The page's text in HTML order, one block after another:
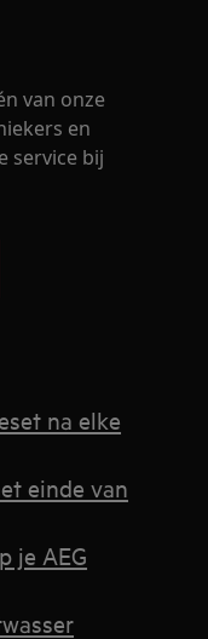
van onze
en
service bij
na elke
einde van
je AEG